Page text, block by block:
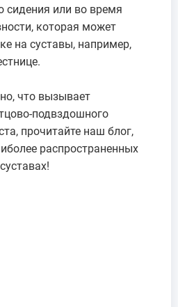
сидения или во время
которая может
на суставы, например,
что вызывает
подвздошного
прочитайте наш блог,
распространенных